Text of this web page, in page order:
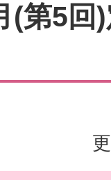
(第5回